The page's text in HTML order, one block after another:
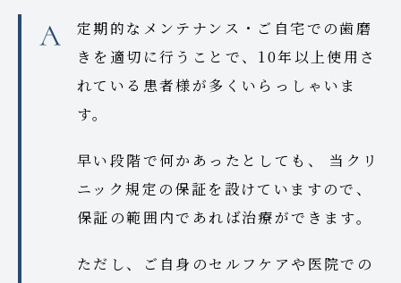
定期的なメンテナンス・ご自宅での歯磨
きを適切に行うことで、10年以上使用さ
れている患者様が多くいらっしゃいま
す。
早い段階で何かあったとしても、 当クリ
ニック規定の保証を設けていますので、
保証の範囲内であれば治療ができます。
ただし、ご自身のセルフケアや医院での